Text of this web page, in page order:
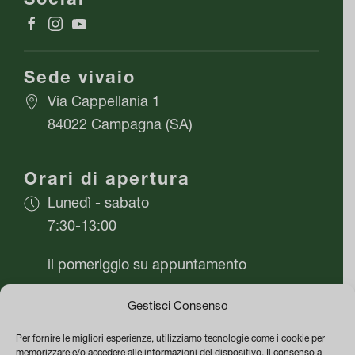
Gestisci Consenso
Per fornire le migliori esperienze, utilizziamo tecnologie come i cookie per
memorizzare e/o accedere alle informazioni del dispositivo. Il consenso a
prodotto
Sede vivaio
Via Cappellania 1
84022 Campagna (SA)
Orari di apertura
Lunedì - sabato
7:30-13:00
il pomeriggio su appuntamento
Azienda